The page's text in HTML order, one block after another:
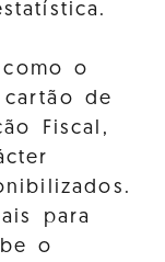
o
de
Fiscal,
para
o